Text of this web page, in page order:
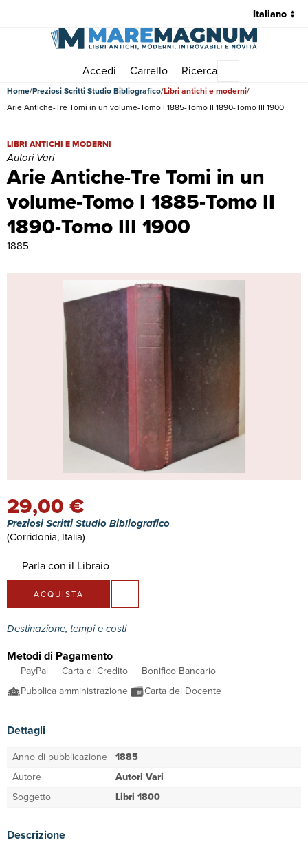
Accedi Carrello Ricerca
Home Preziosi Scritti Studio Bibliografico Libri antichi e moderni
Arie Antiche-Tre Tomi in un volume-Tomo I 1885-Tomo II 1890-Tomo III 1900
Arie Antiche-Tre Tomi in un
volume-Tomo I 1885-Tomo II
1890-Tomo III 1900
Arie Antiche-Tre Tomi in un volume-Tomo I 1885-Tomo II 1890-
LIBRI ANTICHI E MODERNI
Autori Vari
1885
29,00 €
Preziosi Scritti Studio Bibliografico
(Corridonia, Italia)
Parla con il Libraio
ACQUISTA
Destinazione, tempi e costi
Metodi di Pagamento
PayPal Carta di Credito
Bonifico Bancario
Pubblica amministrazione
Carta del Docente
Dettagli
Anno di pubblicazione 1885
Autore
Autori Vari
Soggetto
Libri 1800
Descrizione